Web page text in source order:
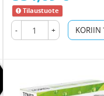
Tilaustuote
- + KORIIN